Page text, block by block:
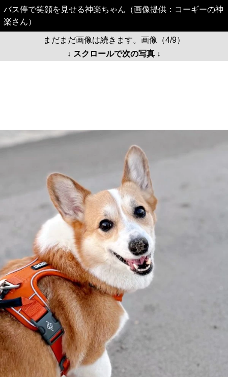
バス停で笑顔を見せる神楽ちゃん（画像提供：コーギーの神
楽さん）
まだまだ画像は続きます。画像（4/9）
↓ スクロールで次の写真 ↓